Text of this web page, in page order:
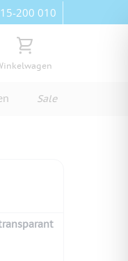
200 010
Quote is empty
Bekijk winkelwagen,
Sale